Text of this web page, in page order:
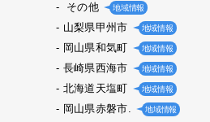
その他 地域情報
山梨県甲州市 地域情報
岡山県和気町 地域情報
長崎県西海市 地域情報
北海道天塩町 地域情報
岡山県赤磐市. 地域情報